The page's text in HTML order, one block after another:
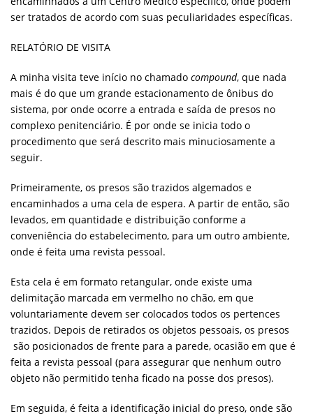
ser tratados de acordo com suas peculiaridades específicas.
RELATÓRIO DE VISITA
A minha visita teve início no chamado compound, que nada
mais é do que um grande estacionamento de ônibus do
sistema, por onde ocorre a entrada e saída de presos no
complexo penitenciário. É por onde se inicia todo o
procedimento que será descrito mais minuciosamente a
seguir.
Primeiramente, os presos são trazidos algemados e
encaminhados a uma cela de espera. A partir de então, são
levados, em quantidade e distribuição conforme a
conveniência do estabelecimento, para um outro ambiente,
onde é feita uma revista pessoal.
Esta cela é em formato retangular, onde existe uma
delimitação marcada em vermelho no chão, em que
voluntariamente devem ser colocados todos os pertences
trazidos. Depois de retirados os objetos pessoais, os presos
são posicionados de frente para a parede, ocasião em que é
feita a revista pessoal (para assegurar que nenhum outro
objeto não permitido tenha ficado na posse dos presos).
Em seguida, é feita a identificação inicial do preso, onde são